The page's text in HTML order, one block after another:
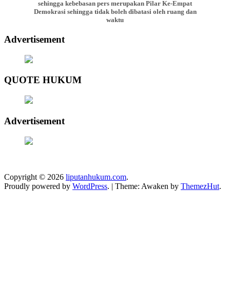
sehingga kebebasan pers merupakan Pilar Ke-Empat
Demokrasi sehingga tidak boleh dibatasi oleh ruang dan
waktu
Advertisement
QUOTE HUKUM
Advertisement
Copyright © 2026 liputanhukum.com.
Proudly powered by WordPress. | Theme: Awaken by ThemezHut.